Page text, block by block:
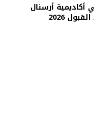
أكاديمية أرسنال
2026